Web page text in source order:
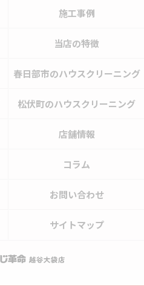
施工事例
当店の特徴
春日部市のハウスクリーニング
松伏町のハウスクリーニング
店舗情報
コラム
お問い合わせ
サイトマップ